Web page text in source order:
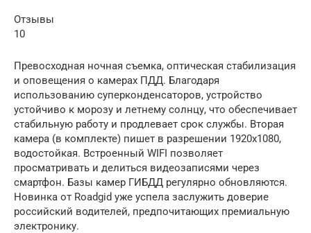
Отзывы
10
Превосходная ночная съемка, оптическая стабилизация
и оповещения о камерах ПДД. Благодаря
использованию суперконденсаторов, устройство
устойчиво к морозу и летнему солнцу, что обеспечивает
стабильную работу и продлевает срок службы. Вторая
камера (в комплекте) пишет в разрешении 1920х1080,
водостойкая. Встроенный WIFI позволяет
просматривать и делиться видеозаписями через
смартфон. Базы камер ГИБДД регулярно обновляются.
Новинка от Roadgid уже успела заслужить доверие
российский водителей, предпочитающих премиальную
электронику.